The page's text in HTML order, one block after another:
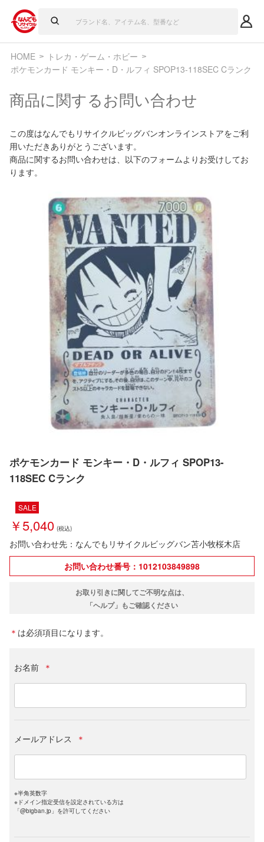
HOME
トレカ・ゲーム・ホビー
ポケモンカード モンキー・D・ルフィ SPOP13-118SEC Cランク
商品に関するお問い合わせ
この度はなんでもリサイクルビッグバンオンラインストアをご利
用いただきありがとうございます。
商品に関するお問い合わせは、以下のフォームよりお受けしてお
ります。
ポケモンカード モンキー・D・ルフィ SPOP13-
118SEC Cランク
SALE
￥5,040
お問い合わせ先：なんでもリサイクルビッグバン苫小牧桜木店
お問い合わせ番号：1012103849898
お取り引きに関してご不明な点は、
「ヘルプ」もご確認ください
＊ は必須項目になります。
お名前 ＊
メールアドレス ＊
※半角英数字
※ドメイン指定受信を設定されている方は
「@bigban.jp」を許可してください